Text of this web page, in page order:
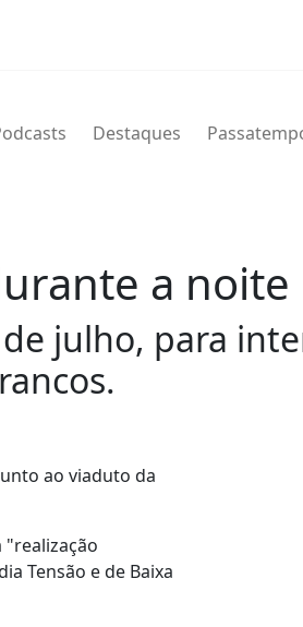
Destaques
a noite
julho, para
ao viaduto da
Tensão e de Baixa